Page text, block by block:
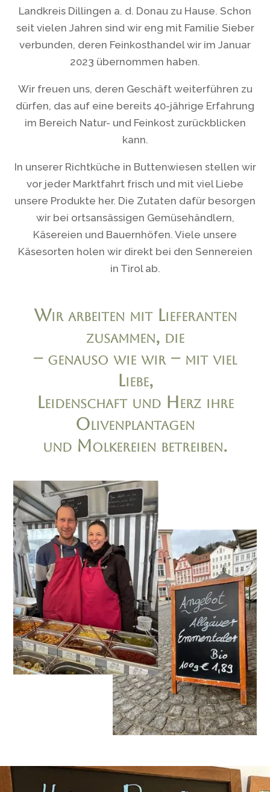
Landkreis Dillingen a. d. Donau zu Hause. Schon
seit vielen Jahren sind wir eng mit Familie Sieber
verbunden, deren Feinkosthandel wir im Januar
2023 übernommen haben.
Wir freuen uns, deren Geschäft weiterführen zu
dürfen, das auf eine bereits 40-jährige Erfahrung
im Bereich Natur- und Feinkost zurückblicken
kann.
In unserer Richtküche in Buttenwiesen stellen wir
vor jeder Marktfahrt frisch und mit viel Liebe
unsere Produkte her. Die Zutaten dafür besorgen
wir bei ortsansässigen Gemüsehändlern,
Käsereien und Bauernhöfen. Viele unsere
Käsesorten holen wir direkt bei den Sennereien
in Tirol ab.
Wir arbeiten mit Lieferanten
zusammen, die
– genauso wie wir – mit viel
Liebe,
Leidenschaft und Herz ihre
Olivenplantagen
und Molkereien betreiben.